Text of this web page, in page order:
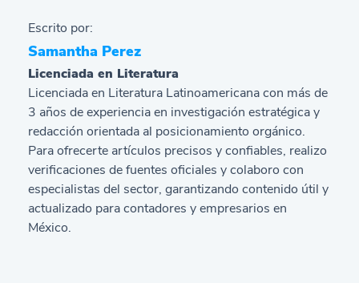
Escrito por:
Samantha Perez
Licenciada en Literatura
Licenciada en Literatura Latinoamericana con más de
3 años de experiencia en investigación estratégica y
redacción orientada al posicionamiento orgánico.
Para ofrecerte artículos precisos y confiables, realizo
verificaciones de fuentes oficiales y colaboro con
especialistas del sector, garantizando contenido útil y
actualizado para contadores y empresarios en
México.